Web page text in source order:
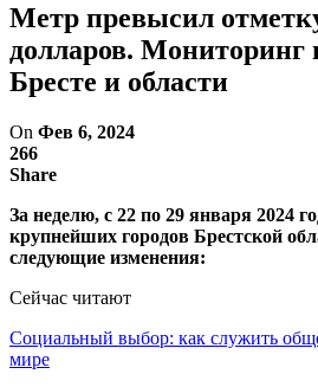
Метр превысил
долларов. Мониторинг
Бресте и области
On Фев 6, 2024
266
Share
За неделю, с 22 по 29 января 2024
крупнейших городов Брестской
следующие изменения:
Сейчас читают
Социальный выбор: как служить
мире